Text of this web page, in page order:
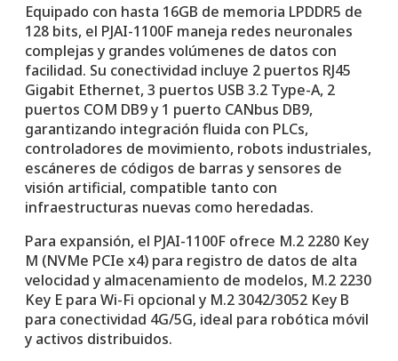
Equipado con hasta 16GB de memoria LPDDR5 de
128 bits, el PJAI-1100F maneja redes neuronales
complejas y grandes volúmenes de datos con
facilidad. Su conectividad incluye 2 puertos RJ45
Gigabit Ethernet, 3 puertos USB 3.2 Type-A, 2
puertos COM DB9 y 1 puerto CANbus DB9,
garantizando integración fluida con PLCs,
controladores de movimiento, robots industriales,
escáneres de códigos de barras y sensores de
visión artificial, compatible tanto con
infraestructuras nuevas como heredadas.
Para expansión, el PJAI-1100F ofrece M.2 2280 Key
M (NVMe PCIe x4) para registro de datos de alta
velocidad y almacenamiento de modelos, M.2 2230
Key E para Wi-Fi opcional y M.2 3042/3052 Key B
para conectividad 4G/5G, ideal para robótica móvil
y activos distribuidos.